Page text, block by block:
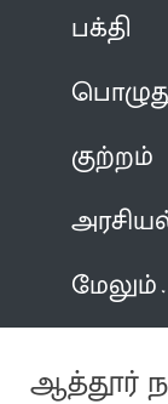
பக்தி
குற்றம்
மேலும்
ஆத்தூர்